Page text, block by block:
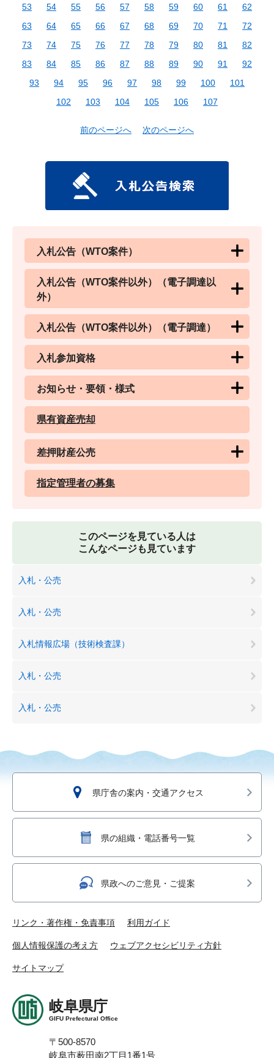
53
54 55 56 57 58 59 60 61
62
63
64 65 66 67 68 69 70 71
72
73
74 75 76 77 78 79 80 81
82
83
84 85 86 87 88 89 90 91
92
93
94 95 96 97 98 99 100
101
102
103 104 105 106 107
前のページへ 次のページへ
入札公告（WTO案件）
入札公告（WTO案件以外）（電子調達以
外）
入札公告（WTO案件以外）（電子調達）
入札参加資格
お知らせ・要領・様式
県有資産売却
差押財産公売
指定管理者の募集
このページを見ている人は
こんなページも見ています
入札・公売
入札・公売
入札情報広場（技術検査課）
入札・公売
入札・公売
県庁舎の案内・交通アクセス
県の組織・電話番号一覧
県政へのご意見・ご提案
リンク・著作権・免責事項 利用ガイド
個人情報保護の考え方 ウェブアクセシビリティ方針
サイトマップ
岐阜県庁
GIFU Prefectural Office
〒500-8570
岐阜市薮田南2丁目1番1号